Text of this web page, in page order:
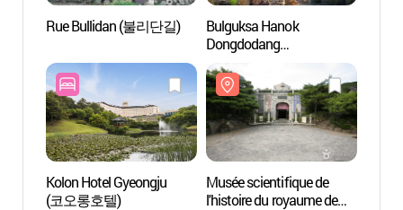
Rue Bullidan (불리단길)
Bulguksa Hanok
Dongdodang
Kolon Hotel Gyeongju
(코오롱호텔)
Musée scientifique de
l'histoire du royaume de